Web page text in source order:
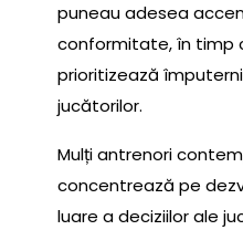
puneau adesea
conformitate, în timp
prioritizează
jucătorilor.
Mulți antrenori
concentrează pe
luare a deciziilor ale